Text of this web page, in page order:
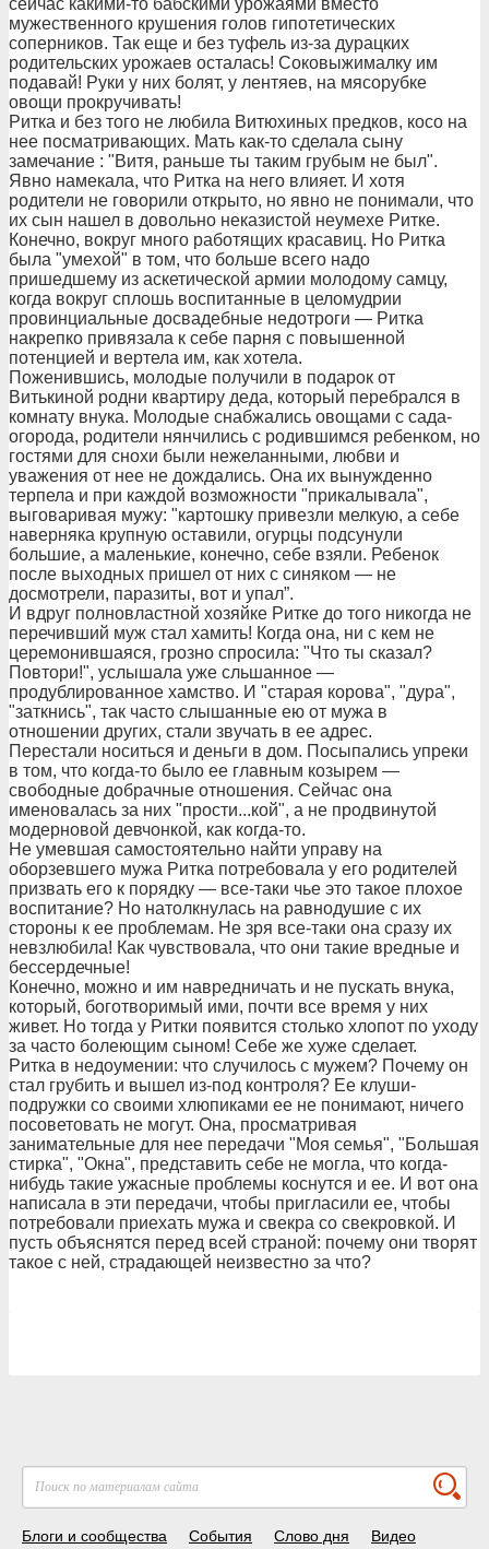
сейчас какими-то бабскими урожаями вместо
мужественного крушения голов гипотетических
соперников. Так еще и без туфель из-за дурацких
родительских урожаев осталась! Соковыжималку им
подавай! Руки у них болят, у лентяев, на мясорубке
овощи прокручивать!
Ритка и без того не любила Витюхиных предков, косо на
нее посматривающих. Мать как-то сделала сыну
замечание : "Витя, раньше ты таким грубым не был".
Явно намекала, что Ритка на него влияет. И хотя
родители не говорили открыто, но явно не понимали, что
их сын нашел в довольно неказистой неумехе Ритке.
Конечно, вокруг много работящих красавиц. Но Ритка
была "умехой" в том, что больше всего надо
пришедшему из аскетической армии молодому самцу,
когда вокруг сплошь воспитанные в целомудрии
провинциальные досвадебные недотроги — Ритка
накрепко привязала к себе парня с повышенной
потенцией и вертела им, как хотела.
Поженившись, молодые получили в подарок от
Витькиной родни квартиру деда, который перебрался в
комнату внука. Молодые снабжались овощами с сада-
огорода, родители нянчились с родившимся ребенком, но
гостями для снохи были нежеланными, любви и
уважения от нее не дождались. Она их вынужденно
терпела и при каждой возможности "прикалывала",
выговаривая мужу: "картошку привезли мелкую, а себе
наверняка крупную оставили, огурцы подсунули
большие, а маленькие, конечно, себе взяли. Ребенок
после выходных пришел от них с синяком — не
досмотрели, паразиты, вот и упал”.
И вдруг полновластной хозяйке Ритке до того никогда не
перечивший муж стал хамить! Когда она, ни с кем не
церемонившаяся, грозно спросила: "Что ты сказал?
Повтори!", услышала уже сльшанное —
продублированное хамство. И "старая корова", "дура",
"заткнись", так часто слышанные ею от мужа в
отношении других, стали звучать в ее адрес.
Перестали носиться и деньги в дом. Посыпались упреки
в том, что когда-то было ее главным козырем —
свободные добрачные отношения. Сейчас она
именовалась за них "прости...кой", а не продвинутой
модерновой девчонкой, как когда-то.
Не умевшая самостоятельно найти управу на
оборзевшего мужа Ритка потребовала у его родителей
призвать его к порядку — все-таки чье это такое плохое
воспитание? Но натолкнулась на равнодушие с их
стороны к ее проблемам. Не зря все-таки она сразу их
невзлюбила! Как чувствовала, что они такие вредные и
бессердечные!
Конечно, можно и им навредничать и не пускать внука,
который, боготворимый ими, почти все время у них
живет. Но тогда у Ритки появится столько хлопот по уходу
за часто болеющим сыном! Себе же хуже сделает.
Ритка в недоумении: что случилось с мужем? Почему он
стал грубить и вышел из-под контроля? Ее клуши-
подружки со своими хлюпиками ее не понимают, ничего
посоветовать не могут. Она, просматривая
занимательные для нее передачи "Моя семья", "Большая
стирка", "Окна", представить себе не могла, что когда-
нибудь такие ужасные проблемы коснутся и ее. И вот она
написала в эти передачи, чтобы пригласили ее, чтобы
потребовали приехать мужа и свекра со свекровкой. И
пусть объяснятся перед всей страной: почему они творят
такое с ней, страдающей неизвестно за что?
Блоги и сообщества События Слово дня Видео